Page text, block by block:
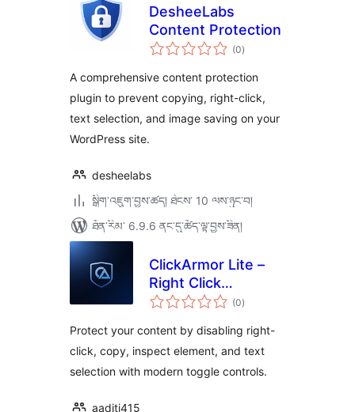
DesheeLabs
Content Protection
(0གདེང་
འཇོག་
ཚང་།
)
A comprehensive content protection
plugin to prevent copying, right-click,
text selection, and image saving on your
WordPress site.
desheelabs
སྒྲིག་འཇུག་བྱས་ཚད། ཐེངས་ 10 ལས་ཉུང་བ།
ཐོན་རིམ་ 6.9.6 ནང་དུ་ཚོད་ལྟ་བྱས་ཟིན།
ClickArmor Lite –
Right Click
Protection
(0གདེང་
འཇོག་
ཚང་།
)
Protect your content by disabling right-
click, copy, inspect element, and text
selection with modern toggle controls.
aaditi415